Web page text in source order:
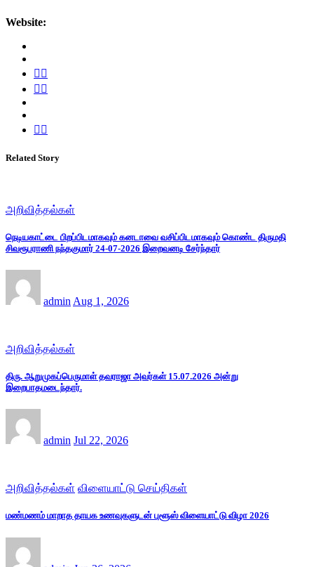
Website:
Related Story
அறிவித்தல்கள்
நெடியகாட்டை பிறப்பிடமாகவும் கனடாவை வசிப்பிடமாகவும் கொண்ட திருமதி
சிவரூபராணி நந்தகுமார் 24-07-2026 இறைவனடி சேர்ந்தார்
admin Aug 1, 2026
அறிவித்தல்கள்
திரு. ஆறுமுகப்பெருமாள் தவராஜா அவர்கள் 15.07.2026 அன்று
இறைபாதமடைந்தார்.
admin Jul 22, 2026
அறிவித்தல்கள் விளையாட்டு செய்திகள்
மண்மணம் மாறாத தாயக உணவுகளுடன் புளூஸ் விளையாட்டு விழா 2026